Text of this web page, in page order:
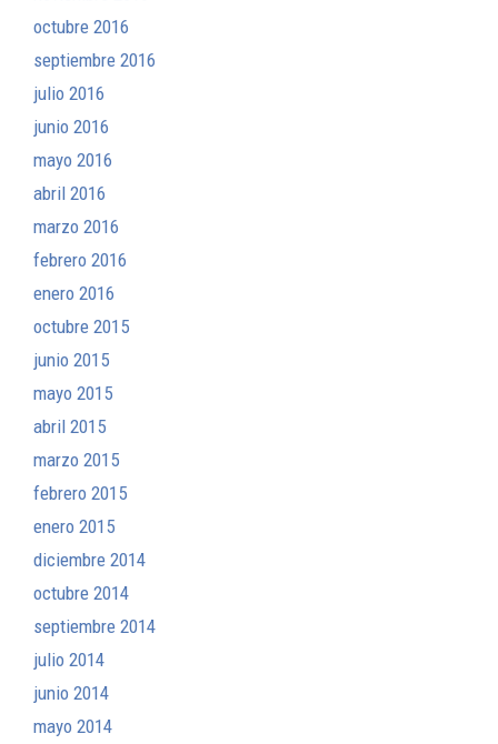
octubre 2016
septiembre 2016
julio 2016
junio 2016
mayo 2016
abril 2016
marzo 2016
febrero 2016
enero 2016
octubre 2015
junio 2015
mayo 2015
abril 2015
marzo 2015
febrero 2015
enero 2015
diciembre 2014
octubre 2014
septiembre 2014
julio 2014
junio 2014
mayo 2014